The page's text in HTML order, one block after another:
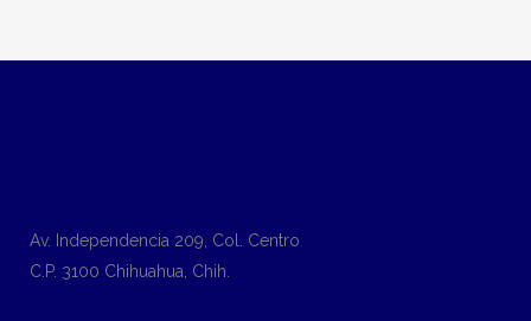
Av. Independencia 209, Col. Centro
C.P. 3100 Chihuahua, Chih.